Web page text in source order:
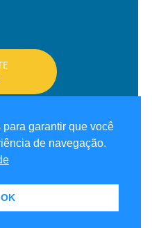
garantir que você
de navegação.
OK